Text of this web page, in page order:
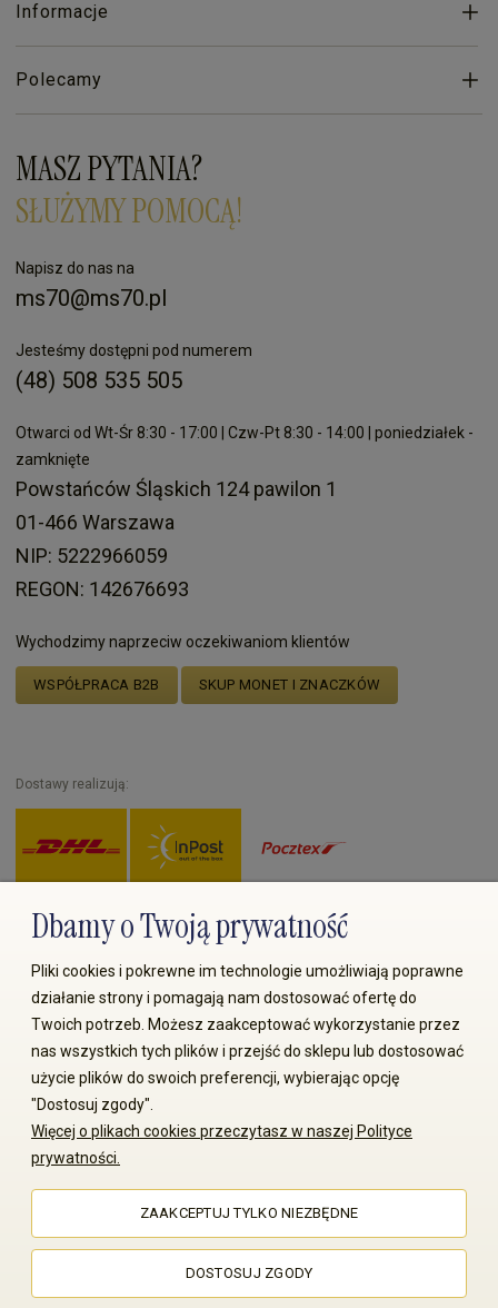
Informacje
Polecamy
MASZ PYTANIA?
SŁUŻYMY POMOCĄ!
Napisz do nas na
ms70@ms70.pl
Jesteśmy dostępni pod numerem
(48) 508 535 505
Otwarci od Wt-Śr 8:30 - 17:00 | Czw-Pt 8:30 - 14:00 | poniedziałek -
zamknięte
Powstańców Śląskich 124 pawilon 1
01-466 Warszawa
NIP: 5222966059
REGON: 142676693
Wychodzimy naprzeciw oczekiwaniom klientów
WSPÓŁPRACA B2B SKUP MONET I ZNACZKÓW
Dostawy realizują:
Zapłać przez:
© 2008-2026 MS70.pl / Ms70 Sp. z o.o. Wszelkie prawa
zastrzeżone. Kopiowanie treści i zdjęć bez zgody właściciela
zabronione
Sklep internetowy Shoper Premium
Dbamy o Twoją prywatność
Pliki cookies i pokrewne im technologie umożliwiają poprawne
działanie strony i pomagają nam dostosować ofertę do
Twoich potrzeb. Możesz zaakceptować wykorzystanie przez
nas wszystkich tych plików i przejść do sklepu lub dostosować
użycie plików do swoich preferencji, wybierając opcję
"Dostosuj zgody".
Więcej o plikach cookies przeczytasz w naszej Polityce
prywatności.
ZAAKCEPTUJ TYLKO NIEZBĘDNE
DOSTOSUJ ZGODY